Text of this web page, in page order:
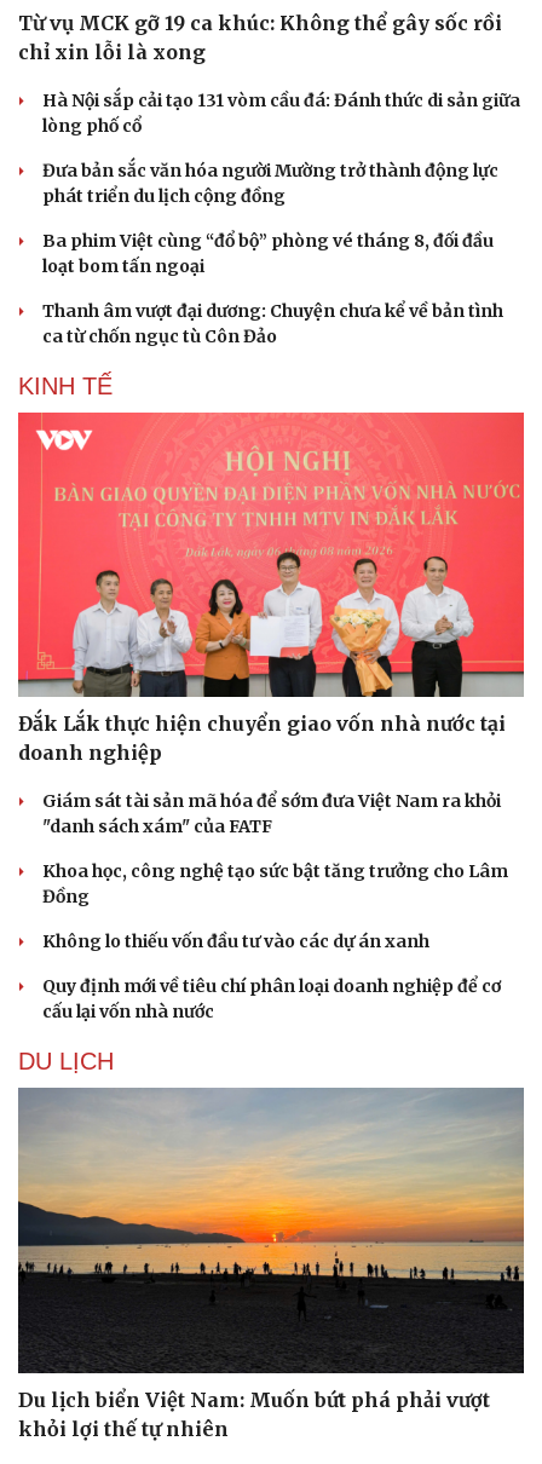
Sức khỏe
Dinh dưỡng - món ngon
Sản phụ khoa
Nhi khoa
Làm đẹp - giảm cân
Phòng mạch online
Ăn sạch sống khỏe
Đời sống
Tình yêu - Gia đình
Từ vụ MCK gỡ 19 ca khúc: Không thể gây sốc rồi
chỉ xin lỗi là xong
Hà Nội sắp cải tạo 131 vòm cầu đá: Đánh thức di sản giữa
lòng phố cổ
Đưa bản sắc văn hóa người Mường trở thành động lực
phát triển du lịch cộng đồng
Ba phim Việt cùng “đổ bộ” phòng vé tháng 8, đối đầu
loạt bom tấn ngoại
Thanh âm vượt đại dương: Chuyện chưa kể về bản tình
ca từ chốn ngục tù Côn Đảo
KINH TẾ
Đắk Lắk thực hiện chuyển giao vốn nhà nước tại
doanh nghiệp
Giám sát tài sản mã hóa để sớm đưa Việt Nam ra khỏi
"danh sách xám" của FATF
Khoa học, công nghệ tạo sức bật tăng trưởng cho Lâm
Đồng
Không lo thiếu vốn đầu tư vào các dự án xanh
Quy định mới về tiêu chí phân loại doanh nghiệp để cơ
cấu lại vốn nhà nước
DU LỊCH
Du lịch biển Việt Nam: Muốn bứt phá phải vượt
khỏi lợi thế tự nhiên